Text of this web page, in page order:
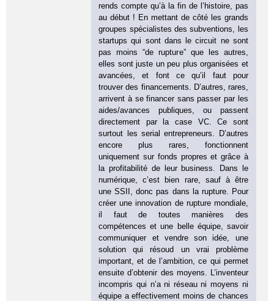
rends compte qu’à la fin de l’histoire, pas
au début ! En mettant de côté les grands
groupes spécialistes des subventions, les
startups qui sont dans le circuit ne sont
pas moins “de rupture” que les autres,
elles sont juste un peu plus organisées et
avancées, et font ce qu’il faut pour
trouver des financements. D’autres, rares,
arrivent à se financer sans passer par les
aides/avances publiques, ou passent
directement par la case VC. Ce sont
surtout les serial entrepreneurs. D’autres
encore plus rares, fonctionnent
uniquement sur fonds propres et grâce à
la profitabilité de leur business. Dans le
numérique, c’est bien rare, sauf à être
une SSII, donc pas dans la rupture. Pour
créer une innovation de rupture mondiale,
il faut de toutes manières des
compétences et une belle équipe, savoir
communiquer et vendre son idée, une
solution qui résoud un vrai problème
important, et de l’ambition, ce qui permet
ensuite d’obtenir des moyens. L’inventeur
incompris qui n’a ni réseau ni moyens ni
équipe a effectivement moins de chances